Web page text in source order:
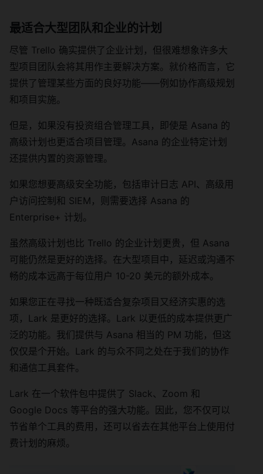
最适合大型团队和企业的计划
尽管 Trello 确实提供了企业计划，但很难想象许多大
型项目团队会将其用作主要解决方案。就价格而言，它
提供了管理某些方面的良好功能——例如协作高级规划
和项目实施。
但是，如果没有投资组合管理工具，即使是 Asana 的
高级计划也更适合项目管理。Asana 的企业特定计划
还提供内置的资源管理。
如果您想要高级安全功能，包括审计日志 API、高级用
户访问控制和 SIEM，则需要选择 Asana 的
Enterprise+ 计划。
虽然高级计划也比 Trello 的企业计划更贵，但 Asana
可能仍然是更好的选择。在大型项目中，延迟或沟通不
畅的成本远高于每位用户 10-20 美元的额外成本。
如果您正在寻找一种既适合复杂项目又经济实惠的选
项，Lark 是更好的选择。Lark 以更低的成本提供更广
泛的功能。我们提供与 Asana 相当的 PM 功能，但这
仅仅是个开始。Lark 的与众不同之处在于我们的协作
和通信工具套件。
Lark 在一个软件包中提供了 Slack、Zoom 和
Google Docs 等平台的强大功能。因此，您不仅可以
节省单个工具的费用，还可以省去在其他平台上使用付
费计划的麻烦。